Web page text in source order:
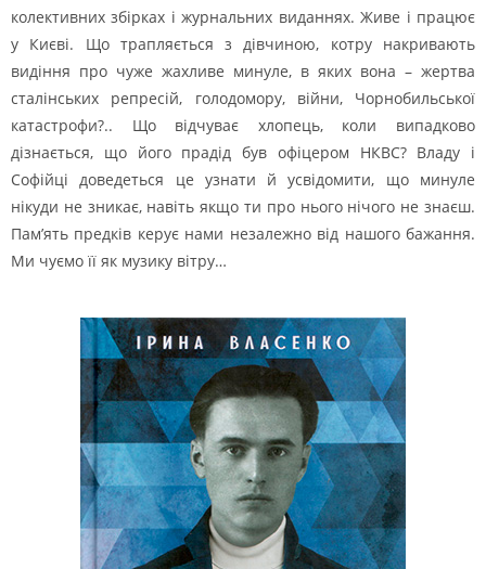
колективних збірках і журнальних виданнях. Живе і працює
у Києві. Що трапляється з дівчиною, котру накривають
видіння про чуже жахливе минуле, в яких вона – жертва
сталінських репресій, голодомору, війни, Чорнобильської
катастрофи?.. Що відчуває хлопець, коли випадково
дізнається, що його прадід був офіцером НКВС? Владу і
Софійці доведеться це узнати й усвідомити, що минуле
нікуди не зникає, навіть якщо ти про нього нічого не знаєш.
Пам’ять предків керує нами незалежно від нашого бажання.
Ми чуємо її як музику вітру…